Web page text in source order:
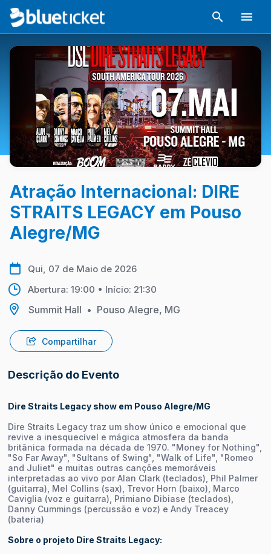
Atração Internacional: DIRE
STRAITS LEGACY em Pouso
Alegre/MG
Qui, 07 de Maio de 2026
Abertura: 19:00 • Início: 21:30
Summit Hall • Pouso Alegre, MG
Compartilhar
Descrição do Evento
Dire Straits Legacy show em Pouso Alegre/MG
Dire Straits Legacy traz um show único e emocional que
revive a inesquecível e mágica atmosfera da banda
britânica formada na década de 1970. "Money for Nothing",
"So Far Away", "Sultans of Swing", "Walk of Life", "Romeo
and Juliet" e muitas outras canções memoráveis
interpretadas ao vivo por Alan Clark (teclados), Phil Palmer
(guitarra), Mel Collins (sax), Trevor Horn (baixo), Marco
Caviglia (voz e guitarra), Primiano Dibiase (teclados),
Danny Cummings (percussão e voz) e Andy Treacey
(bateria)
Sobre o projeto Dire Straits Legacy: